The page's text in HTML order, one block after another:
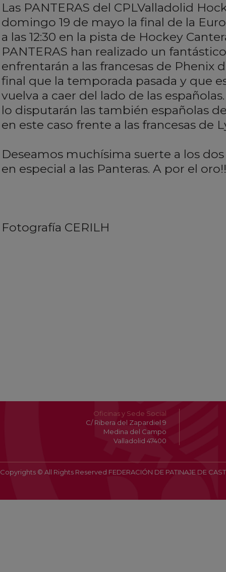
Las PANTERAS del CPLValladolid
domingo 19 de mayo la final de la
a las 12:30 en la pista de Hockey
PANTERAS han realizado un
enfrentarán a las francesas de Phenix
final que la temporada pasada y que
vuelva a caer del lado de las españolas.
lo disputarán las también españolas
en este caso frente a las francesas de
Deseamos muchísima suerte a los
en especial a las Panteras. A por el
Fotografía CERILH
Oficinas y Sede Social
C/ Ribera del Zapardiel 9
Medina del Campo
Valladolid 47400
Copyrights © All Rights Reserved FEDERACIÓN DE PATINAJE DE